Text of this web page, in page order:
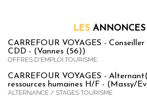
LES ANNONCES
CARREFOUR VOYAGES -
CDD - (Vannes (56))
OFFRES D'EMPLOI TOURISME
CARREFOUR VOYAGES -
ressources humaines H/F - (Massy/
ALTERNANCE / STAGES TOURISME